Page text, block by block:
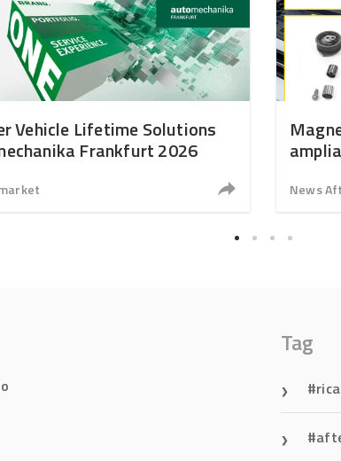
Vehicle Lifetime Solutions
Frankfurt 2026
News
Tag